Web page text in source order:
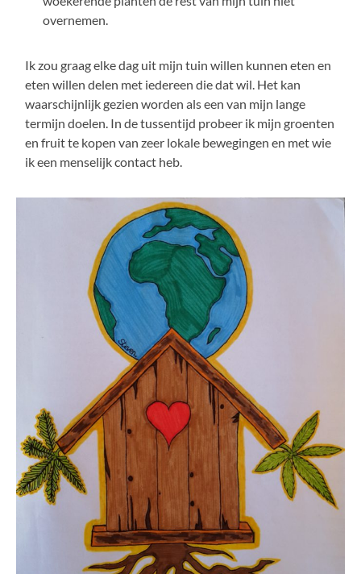
overnemen.
Ik zou graag elke dag uit mijn tuin willen kunnen eten en
eten willen delen met iedereen die dat wil. Het kan
waarschijnlijk gezien worden als een van mijn lange
termijn doelen. In de tussentijd probeer ik mijn groenten
en fruit te kopen van zeer lokale bewegingen en met wie
ik een menselijk contact heb.